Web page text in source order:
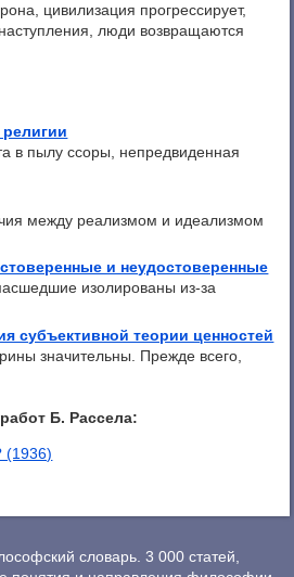
цивилизация прогрессирует,
люди возвращаются
в пылу ссоры, непредвиденная
между реализмом и идеализмом
и неудостоверенные
изолированы из-за
субъективной теории ценностей
значительны. Прежде всего,
Б. Рассела:
(1936)
словарь. 3 000 статей,